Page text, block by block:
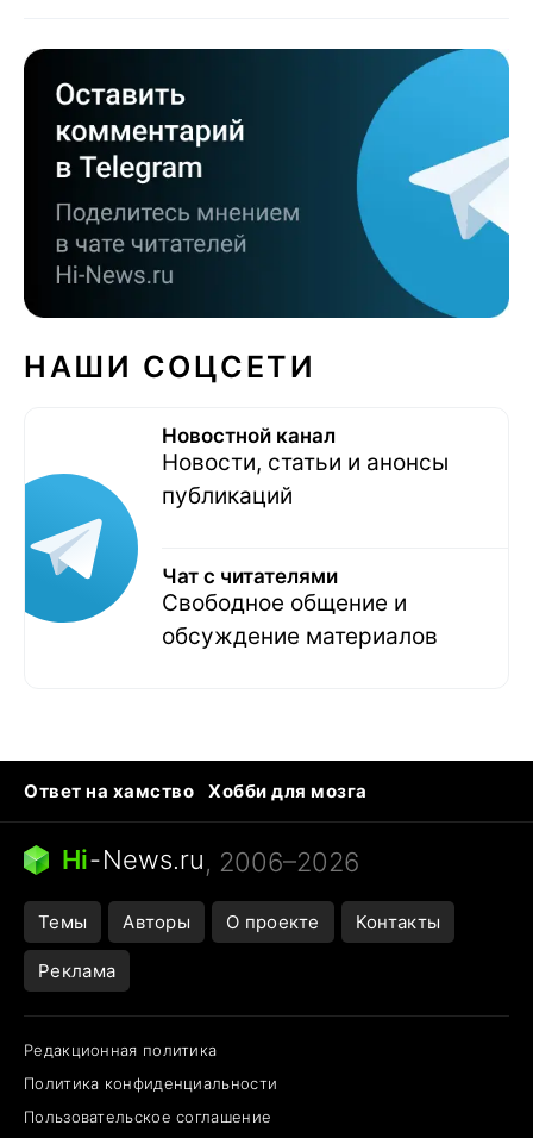
НАШИ СОЦСЕТИ
Новостной канал
Новости, статьи и анонсы
публикаций
Чат с читателями
Свободное общение и
обсуждение материалов
Ответ на хамство
Хобби для мозга
Бензин 100 vs 95
Тунцы в океанариуме
Следующая пандемия
Hi-News.ru, 2006–2026
Темы Авторы О проекте Контакты
Реклама
Редакционная политика
Политика конфиденциальности
Пользовательское соглашение